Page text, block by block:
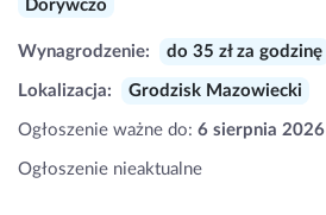
Dorywczo
Wynagrodzenie: do 35 zł za godzinę
Lokalizacja: Grodzisk Mazowiecki
Ogłoszenie ważne do: 6 sierpnia 2026
Ogłoszenie nieaktualne